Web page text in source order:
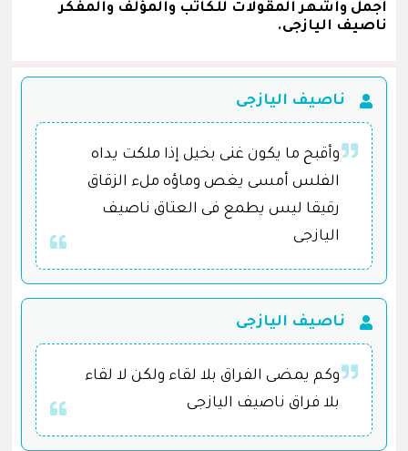
أجمل وأشهر المقولات للكاتب والمؤلف والمفكر
ناصيف اليازجى.
ناصيف اليازجى
وأقبح ما يكون غنى بخيل إذا ملكت يداه
الفلس أمسى يغص وماؤه ملء الزقاق
رقيقا ليس يطمع فى العتاق ناصيف
اليازجى
ناصيف اليازجى
وكم يمضى الفراق بلا لقاء ولكن لا لقاء
بلا فراق ناصيف اليازجى